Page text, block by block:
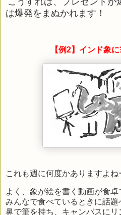
は爆発をまぬかれます！
【例2】 インド象に
これも週に何度かありますよね
よく、象が絵を書く動画が食
みんなで食べているときに話
鼻で筆を持ち、キャンバスにリ